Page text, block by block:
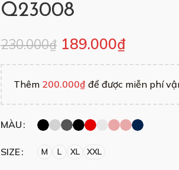
Q23008
230.000₫ 189.000₫
Thêm 200.000₫ để được miễn phí
MÀU
SIZE M L XL XXL